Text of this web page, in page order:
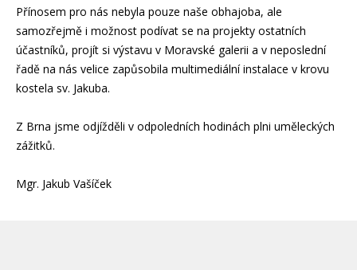
Přínosem pro nás nebyla pouze naše obhajoba, ale
samozřejmě i možnost podívat se na projekty ostatních
účastníků, projít si výstavu v Moravské galerii a v neposlední
řadě na nás velice zapůsobila multimediální instalace v krovu
kostela sv. Jakuba.
Z Brna jsme odjížděli v odpoledních hodinách plni uměleckých
zážitků.
Mgr. Jakub Vašíček